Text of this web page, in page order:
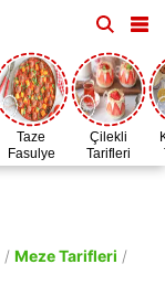
Taze
Fasulye
Zamanı
Çilekli
Tarifleri
/ Meze Tarifleri /